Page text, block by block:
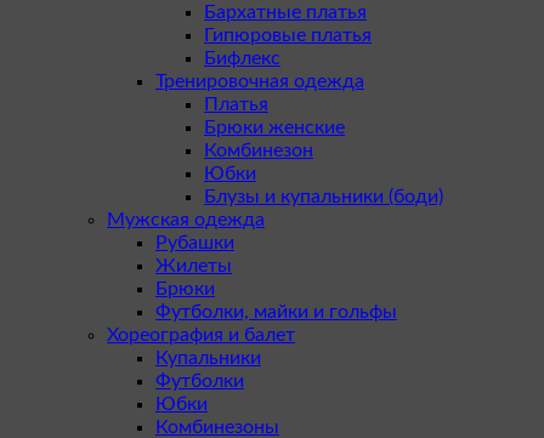
Бархатные платья
Гипюровые платья
Бифлекс
Тренировочная одежда
Платья
Брюки женские
Комбинезон
Юбки
Блузы и купальники (боди)
Мужская одежда
Рубашки
Жилеты
Брюки
Футболки, майки и гольфы
Хореография и балет
Купальники
Футболки
Юбки
Комбинезоны